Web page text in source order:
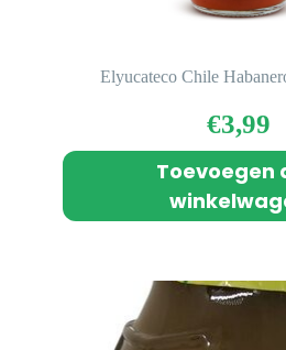
Elyucateco Chile
€3,99
Toevoegen